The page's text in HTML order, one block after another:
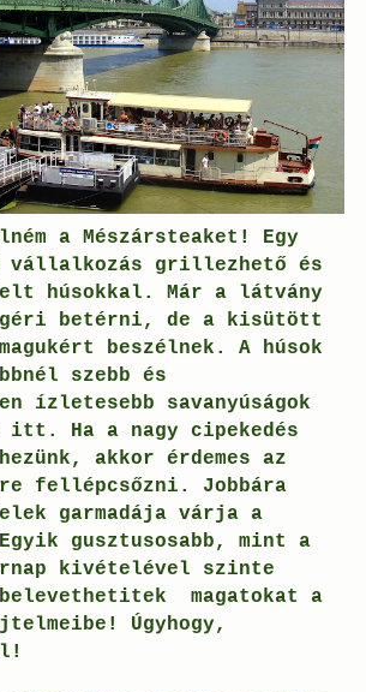
a Mészársteaket!
Egy
vállalkozás grillezhető és
húsokkal.
Már a látvány
betérni, de a kisütött
beszélnek. A húsok
szebb és
ízletesebb savanyúságok
itt . Ha a nagy cipekedés
akkor érdemes az
fellépcsőzni.
Jobbára
garmadája várja a
gusztusosabb, mint a
kivételével szinte
belevethetitek magatokat a
Úgyhogy,